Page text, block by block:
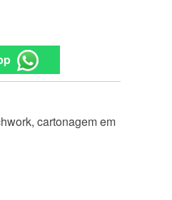
cartonagem em